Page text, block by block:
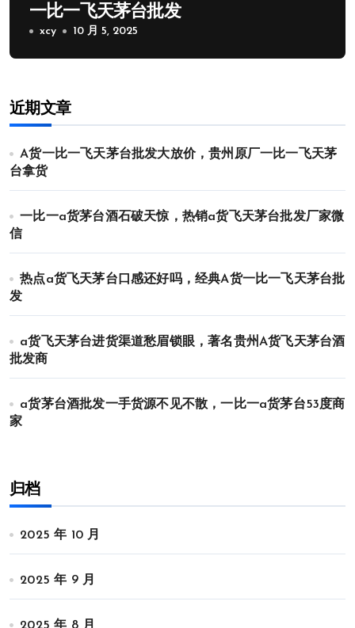
一比一飞天茅台批发
xcy 10 月 5, 2025
近期文章
A货一比一飞天茅台批发大放价，贵州原厂一比一飞天茅
台拿货
一比一a货茅台酒石破天惊，热销a货飞天茅台批发厂家微
信
热点a货飞天茅台口感还好吗，经典A货一比一飞天茅台批
发
a货飞天茅台进货渠道愁眉锁眼，著名贵州A货飞天茅台酒
批发商
a货茅台酒批发一手货源不见不散，一比一a货茅台53度商
家
归档
2025 年 10 月
2025 年 9 月
2025 年 8 月